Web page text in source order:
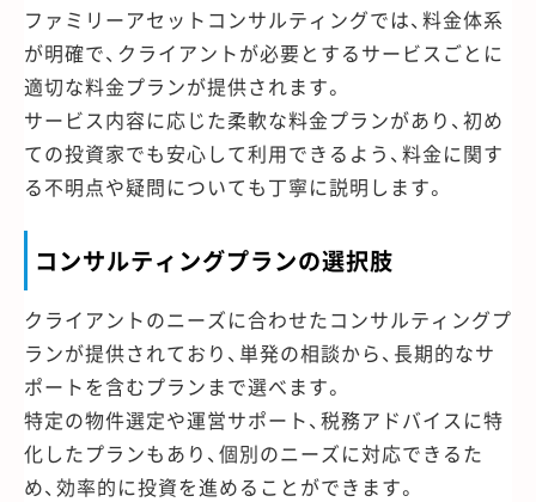
ファミリーアセットコンサルティングでは、料金体系
が明確で、クライアントが必要とするサービスごとに
適切な料金プランが提供されます。
サービス内容に応じた柔軟な料金プランがあり、初め
ての投資家でも安心して利用できるよう、料金に関す
る不明点や疑問についても丁寧に説明します。
コンサルティングプランの選択肢
クライアントのニーズに合わせたコンサルティングプ
ランが提供されており、単発の相談から、長期的なサ
ポートを含むプランまで選べます。
特定の物件選定や運営サポート、税務アドバイスに特
化したプランもあり、個別のニーズに対応できるた
め、効率的に投資を進めることができます。